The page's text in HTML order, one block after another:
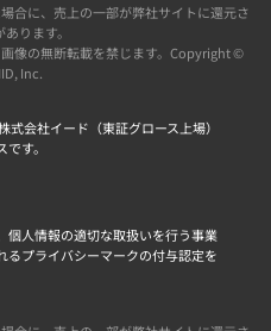
合に、売上の一部が弊社サイトに還元さ
ります。
像の無断転載を禁じます。Copyright ©
Inc.
式会社イード（東証グロース上場）
す。
個人情報の適切な取扱いを行う事業
るプライバシーマークの付与認定を